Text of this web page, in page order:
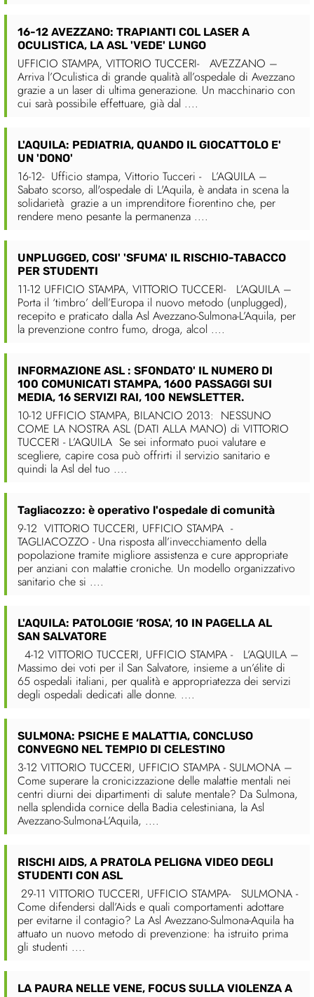
16-12 AVEZZANO: TRAPIANTI COL LASER A
OCULISTICA, LA ASL 'VEDE' LUNGO
UFFICIO STAMPA, VITTORIO TUCCERI- AVEZZANO –
Arriva l’Oculistica di grande qualità all’ospedale di Avezzano
grazie a un laser di ultima generazione. Un macchinario con
cui sarà possibile effettuare, già dal ....
L'AQUILA: PEDIATRIA, QUANDO IL GIOCATTOLO E'
UN 'DONO'
16-12- Ufficio stampa, Vittorio Tucceri - L’AQUILA –
Sabato scorso, all'ospedale di L'Aquila, è andata in scena la
solidarietà grazie a un imprenditore fiorentino che, per
rendere meno pesante la permanenza ....
UNPLUGGED, COSI' 'SFUMA' IL RISCHIO-TABACCO
PER STUDENTI
11-12 UFFICIO STAMPA, VITTORIO TUCCERI- L’AQUILA –
Porta il ‘timbro’ dell’Europa il nuovo metodo (unplugged),
recepito e praticato dalla Asl Avezzano-Sulmona-L’Aquila, per
la prevenzione contro fumo, droga, alcol ....
INFORMAZIONE ASL : SFONDATO' IL NUMERO DI
100 COMUNICATI STAMPA, 1600 PASSAGGI SUI
MEDIA, 16 SERVIZI RAI, 100 NEWSLETTER.
10-12 UFFICIO STAMPA, BILANCIO 2013: NESSUNO
COME LA NOSTRA ASL (DATI ALLA MANO) di VITTORIO
TUCCERI - L’AQUILA Se sei informato puoi valutare e
scegliere, capire cosa può offrirti il servizio sanitario e
quindi la Asl del tuo ....
Tagliacozzo: è operativo l'ospedale di comunità
9-12 VITTORIO TUCCERI, UFFICIO STAMPA -
TAGLIACOZZO - Una risposta all’invecchiamento della
popolazione tramite migliore assistenza e cure appropriate
per anziani con malattie croniche. Un modello organizzativo
sanitario che si ....
L'AQUILA: PATOLOGIE ‘ROSA', 10 IN PAGELLA AL
SAN SALVATORE
4-12 VITTORIO TUCCERI, UFFICIO STAMPA - L’AQUILA –
Massimo dei voti per il San Salvatore, insieme a un’élite di
65 ospedali italiani, per qualità e appropriatezza dei servizi
degli ospedali dedicati alle donne. ....
SULMONA: PSICHE E MALATTIA, CONCLUSO
CONVEGNO NEL TEMPIO DI CELESTINO
3-12 VITTORIO TUCCERI, UFFICIO STAMPA - SULMONA –
Come superare la cronicizzazione delle malattie mentali nei
centri diurni dei dipartimenti di salute mentale? Da Sulmona,
nella splendida cornice della Badia celestiniana, la Asl
Avezzano-Sulmona-L’Aquila, ....
RISCHI AIDS, A PRATOLA PELIGNA VIDEO DEGLI
STUDENTI CON ASL
29-11 VITTORIO TUCCERI, UFFICIO STAMPA- SULMONA -
Come difendersi dall’Aids e quali comportamenti adottare
per evitarne il contagio? La Asl Avezzano-Sulmona-Aquila ha
attuato un nuovo metodo di prevenzione: ha istruito prima
gli studenti ....
LA PAURA NELLE VENE, FOCUS SULLA VIOLENZA A